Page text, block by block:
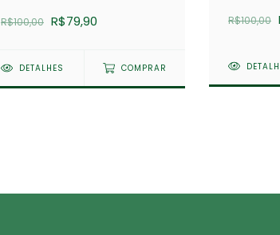
R$100,00 R$79,90
DETALHES COMPRAR
R$100,00